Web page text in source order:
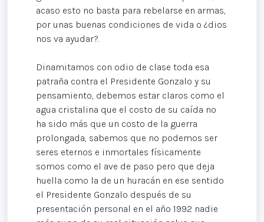
acaso esto no basta para rebelarse en armas,
por unas buenas condiciones de vida o ¿dios
nos va ayudar?.
Dinamitamos con odio de clase toda esa
patraña contra el Presidente Gonzalo y su
pensamiento, debemos estar claros como el
agua cristalina que el costo de su caída no
ha sido más que un costo de la guerra
prolongada, sabemos que no podemos ser
seres eternos e inmortales físicamente
somos como el ave de paso pero que deja
huella como la de un huracán en ese sentido
el Presidente Gonzalo después de su
presentación personal en el año 1992 nadie